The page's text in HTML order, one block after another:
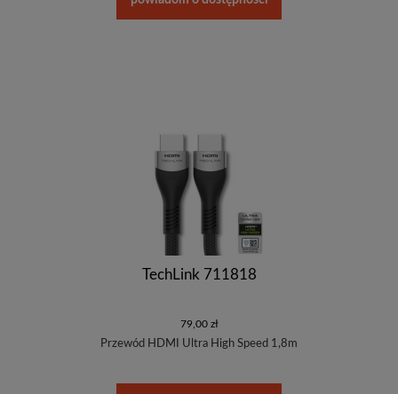
TechLink 711818
79,00 zł
Przewód HDMI Ultra High Speed 1,8m